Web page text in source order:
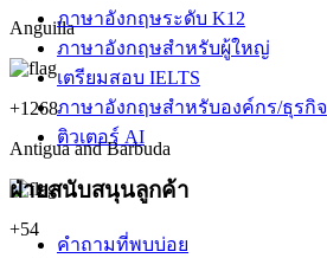
Anguilla
+1268
Antigua and Barbuda
+54
ภาษาอังกฤษระดับ K12
ภาษาอังกฤษสำหรับผู้ใหญ่
เตรียมสอบ IELTS
ภาษาอังกฤษสำหรับองค์กร/ธุรกิจ
ติวเตอร์ AI
ฝ่ายสนับสนุนลูกค้า
คำถามที่พบบ่อย